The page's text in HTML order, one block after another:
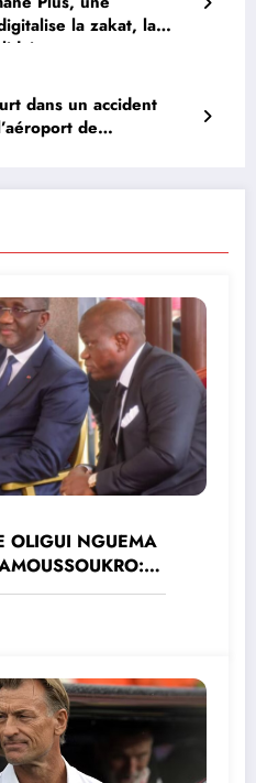
la zakat, la
dans un accident
de
OLIGUI NGUEMA
DANHO